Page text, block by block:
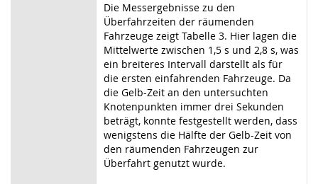
Die Messergebnisse zu den
Überfahrzeiten der räumenden
Fahrzeuge zeigt Tabelle 3. Hier lagen die
Mittelwerte zwischen 1,5 s und 2,8 s, was
ein breiteres Intervall darstellt als für
die ersten einfahrenden Fahrzeuge. Da
die Gelb-Zeit an den untersuchten
Knotenpunkten immer drei Sekunden
beträgt, konnte festgestellt werden, dass
wenigstens die Hälfte der Gelb-Zeit von
den räumenden Fahrzeugen zur
Überfahrt genutzt wurde.